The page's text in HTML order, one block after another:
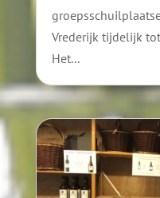
Vrederijk tijdelijk
Het...